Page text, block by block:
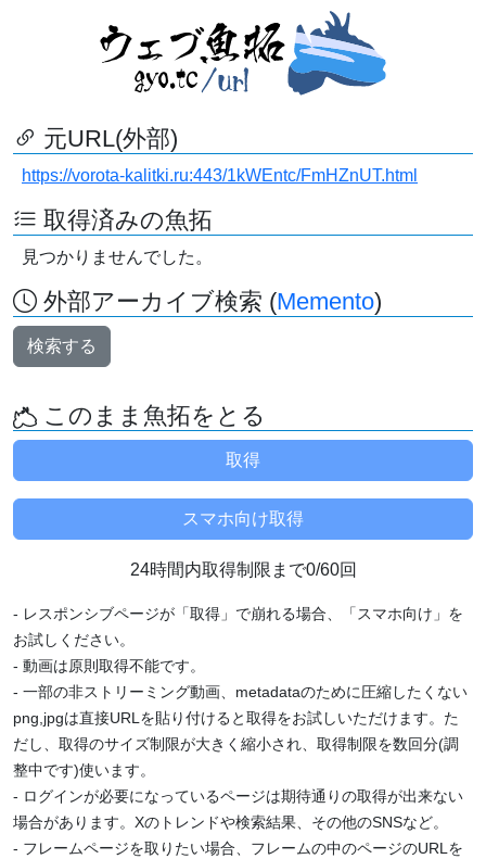
元URL(外部)
https://vorota-kalitki.ru:443/1kWEntc/FmHZnUT.html
取得済みの魚拓
見つかりませんでした。
外部アーカイブ検索 (Memento)
検索する
このまま魚拓をとる
24時間内取得制限まで0/60回
- レスポンシブページが「取得」で崩れる場合、「スマホ向け」を
お試しください。
- 動画は原則取得不能です。
- 一部の非ストリーミング動画、metadataのために圧縮したくない
png,jpgは直接URLを貼り付けると取得をお試しいただけます。た
だし、取得のサイズ制限が大きく縮小され、取得制限を数回分(調
整中です)使います。
- ログインが必要になっているページは期待通りの取得が出来ない
場合があります。Xのトレンドや検索結果、その他のSNSなど。
- フレームページを取りたい場合、フレームの中のページのURLを